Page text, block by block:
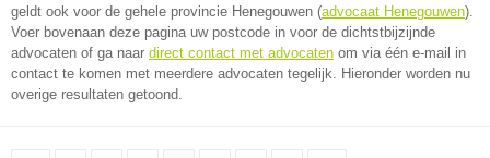
geldt ook voor de gehele provincie Henegouwen (advocaat Henegouwen).
Voer bovenaan deze pagina uw postcode in voor de dichtstbijzijnde
advocaten of ga naar direct contact met advocaten om via één e-mail in
contact te komen met meerdere advocaten tegelijk. Hieronder worden nu
overige resultaten getoond.